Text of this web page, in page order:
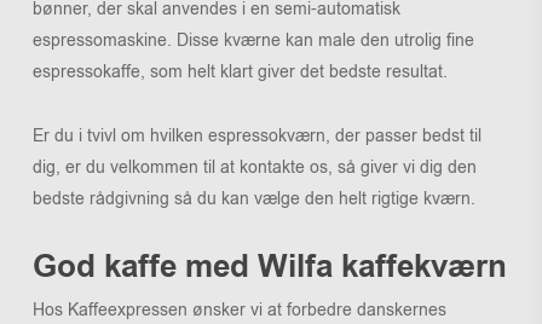
bønner, der skal anvendes i en semi-automatisk
espressomaskine. Disse kværne kan male den utrolig fine
espressokaffe, som helt klart giver det bedste resultat.
Er du i tvivl om hvilken espressokværn, der passer bedst til
dig, er du velkommen til at kontakte os, så giver vi dig den
bedste rådgivning så du kan vælge den helt rigtige kværn.
God kaffe med Wilfa kaffekværn
Hos Kaffeexpressen ønsker vi at forbedre danskernes